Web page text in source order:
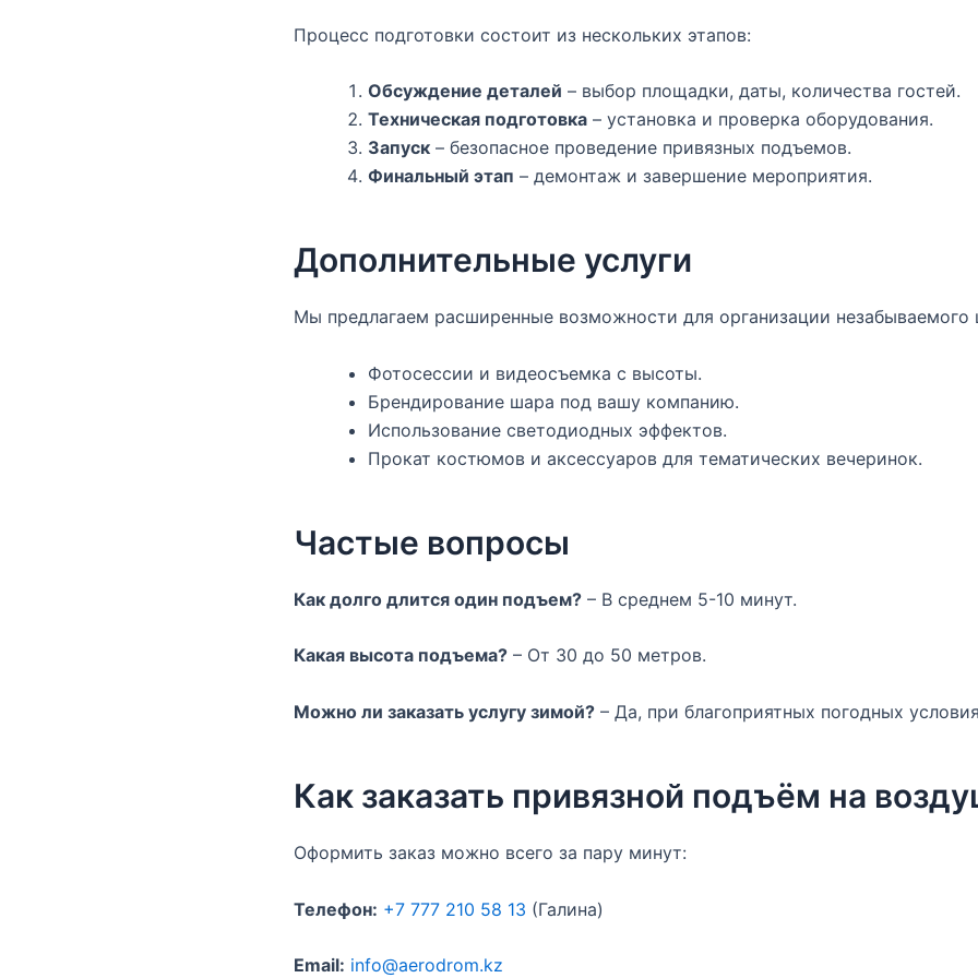
Процесс подготовки состоит из нескольких этапов:
Обсуждение деталей – выбор площадки, даты, количества гостей.
Техническая подготовка– установка и проверка оборудования.
Запуск– безопасное проведение привязных подъемов.
Финальный этап – демонтаж и завершение мероприятия.
Дополнительные услуги
Мы предлагаем расширенные возможности для организации незабываемого
Фотосессии и видеосъемка с высоты.
Брендирование шара под вашу компанию.
Использование светодиодных эффектов.
Прокат костюмов и аксессуаров для тематических вечеринок.
Частые вопросы
Как долго длится один подъем?– В среднем 5-10 минут.
Какая высота подъема?– От 30 до 50 метров.
Можно ли заказать услугу зимой?– Да, при благоприятных погодных
Как заказать привязной подъём на
Оформить заказ можно всего за пару минут:
Телефон: +7 777 210 58 13 (Галина)
Email: info@aerodrom.kz